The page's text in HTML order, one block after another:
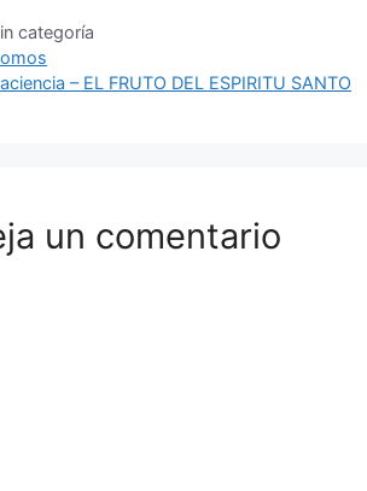
categoría
– EL FRUTO DEL ESPIRITU SANTO
un comentario